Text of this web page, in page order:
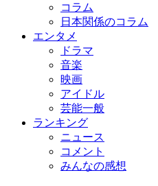
コラム
日本関係のコラム
エンタメ
ドラマ
音楽
映画
アイドル
芸能一般
ランキング
ニュース
コメント
みんなの感想